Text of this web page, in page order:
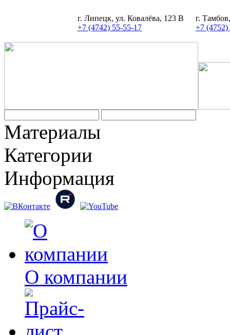
г. Липецк, ул. Ковалёва, 123 В
+7 (4742) 55-55-17
г.
+7 (4752)
Материалы
Категории
Информация
О компании